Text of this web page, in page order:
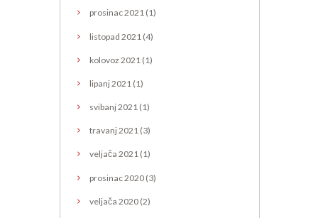
prosinac2021(1)
listopad 2021 (4)
kolovoz 2021 (1)
lipanj2021 (1)
svibanj2021(1)
travanj2021(3)
veljača 2021(1)
prosinac2020(3)
veljača 2020(2)